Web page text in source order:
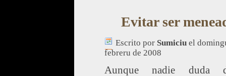
Evitar ser
Escrito por Sumiciu el
febreru de 2008
Aunque nadie duda